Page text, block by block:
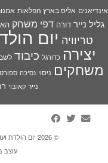
אינדיאנים אליס בארץ הפלאות
גליל נייר דורה דפי משחק
טריוויה יום
יצירה כדורגל כיבוד
משחקים ניסוי נסיכה ספורט
נייר קאובוי
© 2026 יום הולדת
עוצב